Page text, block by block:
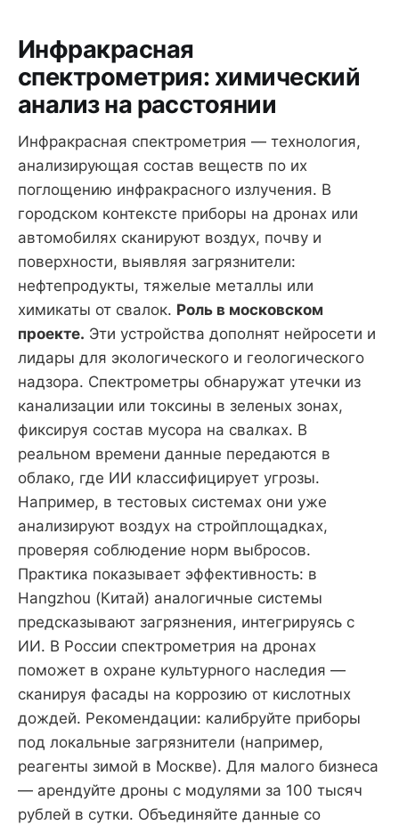
Инфракрасная
спектрометрия: химический
анализ на расстоянии
Инфракрасная спектрометрия — технология,
анализирующая состав веществ по их
поглощению инфракрасного излучения. В
городском контексте приборы на дронах или
автомобилях сканируют воздух, почву и
поверхности, выявляя загрязнители:
нефтепродукты, тяжелые металлы или
химикаты от свалок. Роль в московском
проекте. Эти устройства дополнят нейросети и
лидары для экологического и геологического
надзора. Спектрометры обнаружат утечки из
канализации или токсины в зеленых зонах,
фиксируя состав мусора на свалках. В
реальном времени данные передаются в
облако, где ИИ классифицирует угрозы.
Например, в тестовых системах они уже
анализируют воздух на стройплощадках,
проверяя соблюдение норм выбросов.
Практика показывает эффективность: в
Hangzhou (Китай) аналогичные системы
предсказывают загрязнения, интегрируясь с
ИИ. В России спектрометрия на дронах
поможет в охране культурного наследия —
сканируя фасады на коррозию от кислотных
дождей. Рекомендации: калибруйте приборы
под локальные загрязнители (например,
реагенты зимой в Москве). Для малого бизнеса
— арендуйте дроны с модулями за 100 тысяч
рублей в сутки. Объединяйте данные со